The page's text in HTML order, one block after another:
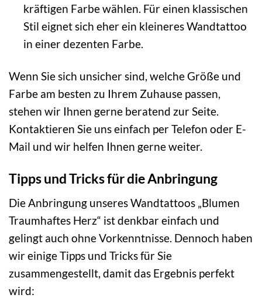
kräftigen Farbe wählen. Für einen klassischen
Stil eignet sich eher ein kleineres Wandtattoo
in einer dezenten Farbe.
Wenn Sie sich unsicher sind, welche Größe und
Farbe am besten zu Ihrem Zuhause passen,
stehen wir Ihnen gerne beratend zur Seite.
Kontaktieren Sie uns einfach per Telefon oder E-
Mail und wir helfen Ihnen gerne weiter.
Tipps und Tricks für die Anbringung
Die Anbringung unseres Wandtattoos „Blumen
Traumhaftes Herz“ ist denkbar einfach und
gelingt auch ohne Vorkenntnisse. Dennoch haben
wir einige Tipps und Tricks für Sie
zusammengestellt, damit das Ergebnis perfekt
wird: